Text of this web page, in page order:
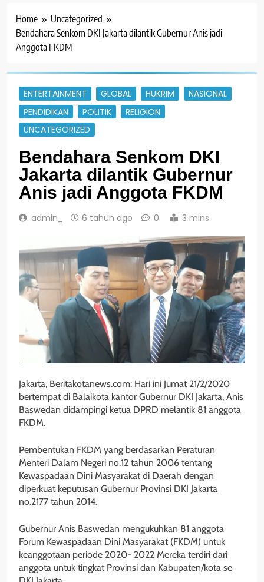
Home
Uncategorized
Bendahara Senkom DKI Jakarta dilantik Gubernur Anis jadi
Anggota FKDM
ENTERTAINMENT GLOBAL HUKRIM
NASIONAL
PENDIDIKAN
POLITIK
RELIGION
UNCATEGORIZED
Bendahara Senkom DKI
Jakarta dilantik Gubernur
Anis jadi Anggota FKDM
admin_ 6 tahun ago 0 3 mins
Jakarta, Beritakotanews.com: Hari ini Jumat 21/2/2020
bertempat di Balaikota kantor Gubernur DKI Jakarta, Anis
Baswedan didampingi ketua DPRD melantik 81 anggota
FKDM.
Pembentukan FKDM yang berdasarkan Peraturan
Menteri Dalam Negeri no.12 tahun 2006 tentang
Kewaspadaan Dini Masyarakat di Daerah dengan
diperkuat keputusan Gubernur Provinsi DKI Jakarta
no.2177 tahun 2014.
Gubernur Anis Baswedan mengukuhkan 81 anggota
Forum Kewaspadaan Dini Masyarakat (FKDM) untuk
keanggotaan periode 2020- 2022 Mereka terdiri dari
anggota untuk tingkat Provinsi dan Kabupaten/kota se